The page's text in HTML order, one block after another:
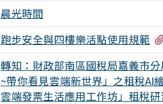
晨光時間
跑步安全與四樓樂活點使用規範
轉知：財政部南區國稅局嘉義市
~帶你看見雲端新世界」之租稅AI
雲端發票生活應用工作坊」租稅